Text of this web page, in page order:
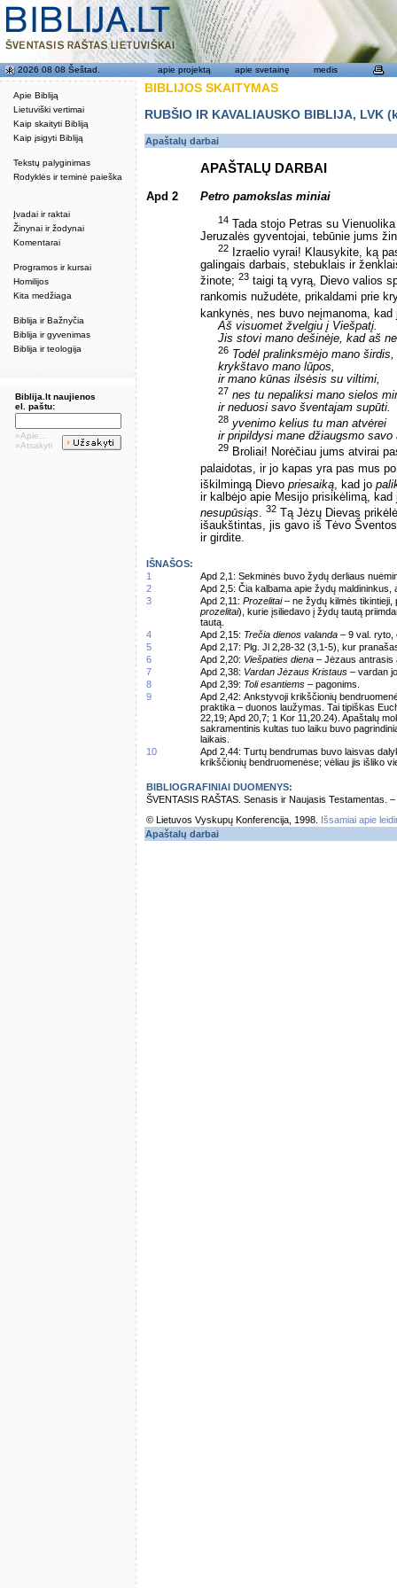
Apie Bibliją
Lietuviški vertimai
Kaip skaityti Bibliją
Kaip įsigyti Bibliją
Tekstų palyginimas
Rodyklės ir teminė paieška
Įvadai ir raktai
Žinynai ir žodynai
Komentarai
Programos ir kursai
Homilijos
Kita medžiaga
Biblija ir Bažnyčia
Biblija ir gyvenimas
Biblija ir teologija
2026 08 08 Šeštad. apie projektą apie svetainę medis
Biblija.lt naujienos
el. paštu:
»Apie...
»Atsakyti
BIBLIJOS SKAITYMAS
RUBŠIO IR KAVALIAUSKO BIBLIJA,
Apaštalų darbai
APAŠTALŲ DARBAI
Apd 2 Petro pamokslas miniai
14 Tada stojo Petras su
Jeruzalės gyventojai, tebūnie jums
22 Izraelio vyrai! Klausykite, ką
galingais darbais, stebuklais ir
žinote; 23 taigi tą vyrą, Dievo valios
rankomis nužudėte, prikaldami prie
kankynės, nes buvo neįmanoma,
Aš visuomet žvelgiu į Viešpatį.
Jis stovi mano dešinėje, kad aš
26 Todėl pralinksmėjo mano širdis,
krykštavo mano lūpos,
ir mano kūnas ilsėsis su viltimi,
27 nes tu nepaliksi mano sielos
ir neduosi savo šventajam supūti.
28 yvenimo kelius tu man atvėrei
ir pripildysi mane džiaugsmo savo
29 Broliai! Norėčiau jums atvirai
palaidotas, ir jo kapas yra pas mus
iškilmingą Dievo priesaiką, kad jo
ir kalbėjo apie Mesijo prisikėlimą,
nesupūsiąs. 32 Tą Jėzų Dievas
išaukštintas, jis gavo iš Tėvo
ir girdite.
IŠNAŠOS:
1
Apd 2,1: Sekminės buvo žydų derliaus
2
Apd 2,5: Čia kalbama apie žydų
3
Apd 2,11: Prozelitai– ne žydų kilmės tikintieji,
prozelitai), kurie įsiliedavo į žydų tautą
tautą.
4
Apd 2,15: Trečia dienos valanda – 9 val. ryto,
5
Apd 2,17: Plg. Jl 2,28-32 (3,1-5), kur
6
Apd 2,20: Viešpaties diena – Jėzaus antrasis
7
Apd 2,38: Vardan Jėzaus Kristaus – vardan
8
Apd 2,39: Toli esantiems – pagonims.
9
Apd 2,42: Ankstyvoji krikščionių
praktika – duonos laužymas. Tai tipiškas
22,19; Apd 20,7; 1 Kor 11,20.24). Apaštalų
sakramentinis kultas tuo laiku buvo
laikais.
10
Apd 2,44: Turtų bendrumas buvo laisvas
krikščionių bendruomenėse; vėliau jis išliko
BIBLIOGRAFINIAI DUOMENYS:
ŠVENTASIS RAŠTAS. Senasis ir Naujasis Testamentas.
© Lietuvos Vyskupų Konferencija, 1998.
Išsamiai apie
Apaštalų darbai